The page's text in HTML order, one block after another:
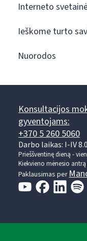
Interneto
Ieškome turto
Nuorodos
Konsultacijos
gyventojams:
+370 5 260 5060
Darbo laikas: I-IV
Prieššventinę dieną -
Kiekvieno mėnesio
Paklausimas per